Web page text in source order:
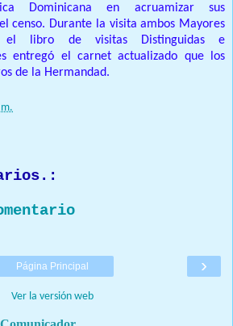
Dominicana en acruamizar sus
censo. Durante la visita ambos Mayores
el libro de visitas Distinguidas e
entregó el carnet actualizado que los
de la Hermandad.
›
Página Principal
Ver la versión web